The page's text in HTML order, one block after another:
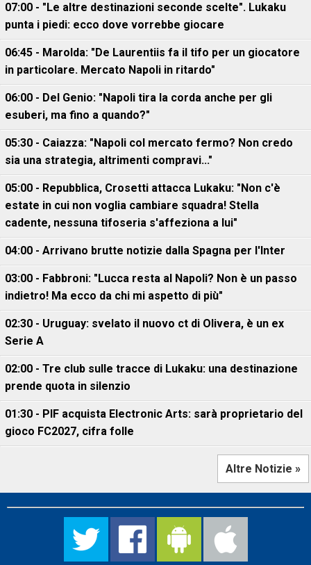
07:00 - "Le altre destinazioni seconde scelte". Lukaku
punta i piedi: ecco dove vorrebbe giocare
06:45 - Marolda: "De Laurentiis fa il tifo per un giocatore
in particolare. Mercato Napoli in ritardo"
06:00 - Del Genio: "Napoli tira la corda anche per gli
esuberi, ma fino a quando?"
05:30 - Caiazza: "Napoli col mercato fermo? Non credo
sia una strategia, altrimenti compravi..."
05:00 - Repubblica, Crosetti attacca Lukaku: "Non c'è
estate in cui non voglia cambiare squadra! Stella
cadente, nessuna tifoseria s'affeziona a lui"
04:00 - Arrivano brutte notizie dalla Spagna per l'Inter
03:00 - Fabbroni: "Lucca resta al Napoli? Non è un passo
indietro! Ma ecco da chi mi aspetto di più"
02:30 - Uruguay: svelato il nuovo ct di Olivera, è un ex
Serie A
02:00 - Tre club sulle tracce di Lukaku: una destinazione
prende quota in silenzio
01:30 - PIF acquista Electronic Arts: sarà proprietario del
gioco FC2027, cifra folle
Altre Notizie »